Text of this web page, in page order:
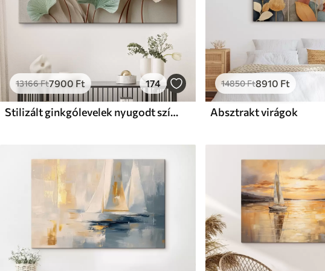
13166Ft7900 Ft 174
Stilizált ginkgólevelek nyugodt színekben
14850Ft8910 Ft
Absztrakt virágok